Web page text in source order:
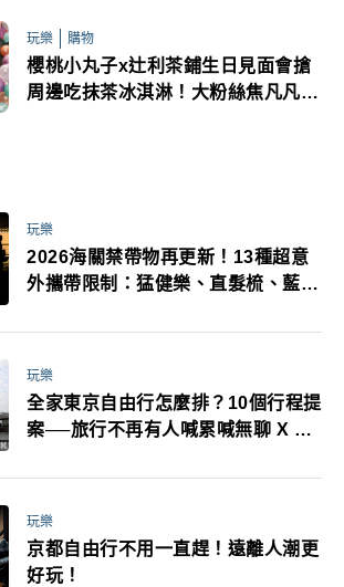
玩樂 購物
櫻桃小丸子x辻利茶鋪生日見面會搶
周邊吃抹茶冰淇淋！大粉絲焦凡凡萌
玩樂
2026海關禁帶物再更新！13種超意
外攜帶限制：猛健樂、直髮梳、藍牙
萬！注意事項一次看！
玩樂
全家東京自由行怎麼排？10個行程提
案──旅行不再有人喊累喊無聊 X 爸
玩樂
京都自由行不用一直趕！遠離人潮更
好玩！